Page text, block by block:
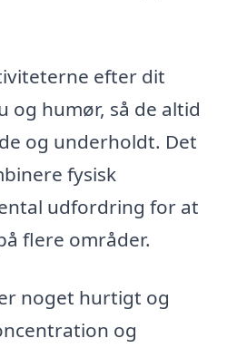
efter dit
og humør, så de altid
og underholdt. Det
fysisk
udfordring for at
flere områder.
noget hurtigt og
og